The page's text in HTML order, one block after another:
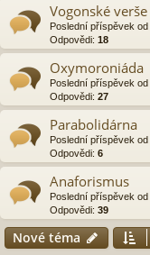
Vogonské verše
Poslední příspěvek od
Odpovědi: 18
Oxymoroniáda
Poslední příspěvek od
Odpovědi: 27
Parabolidárna
Poslední příspěvek od
Odpovědi: 6
Anaforismus
Poslední příspěvek od
Odpovědi: 39
Nové téma